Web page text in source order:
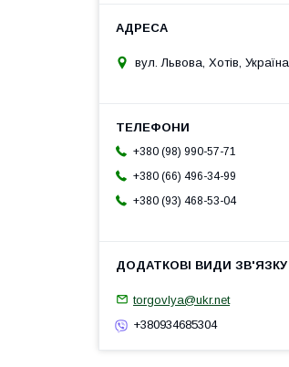
вул. Львова, Хотів, Україна
+380 (98) 990-57-71
+380 (66) 496-34-99
+380 (93) 468-53-04
torgovlya@ukr.net
+380934685304